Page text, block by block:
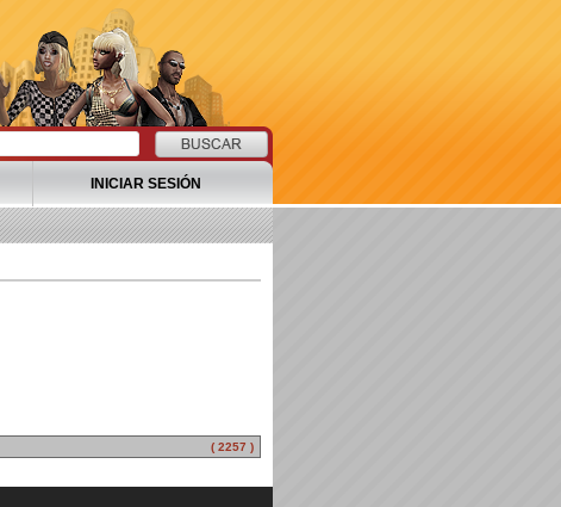
INICIAR SESIÓN
( 2257 )